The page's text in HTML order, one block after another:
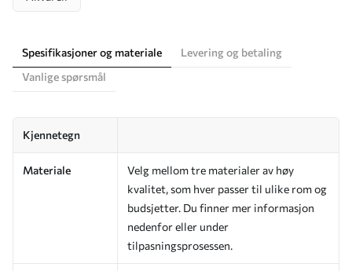
Spesifikasjoner og materiale
Levering og betaling
Vanlige spørsmål
Kjennetegn
Materiale
Velg mellom tre materialer av høy
kvalitet, som hver passer til ulike rom og
budsjetter. Du finner mer informasjon
nedenfor eller under
tilpasningsprosessen.